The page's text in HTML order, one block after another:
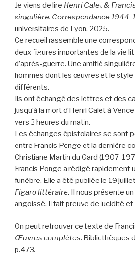
Je viens de lire Henri Calet &
singulière. Correspondance 1944-
universitaires de Lyon, 2025.
Ce recueil rassemble une
deux figures importantes de la vie
d’après-guerre. Une amitié
hommes dont les œuvres et le style
différents.
Ils ont échangé des lettres et des
jusqu’à la mort d’Henri Calet à
vers 3 heures du matin.
Les échanges épistolaires se sont
entre Francis Ponge et la dernière
Christiane Martin du Gard (1907-
Francis Ponge a rédigé rapidement
funèbre. Elle a été publiée le 19
Figaro littéraire. Il nous présente
angoissé. Il fait preuve de lucidité
On peut retrouver ce texte de
Œuvres complètes. Bibliothèques
p.473.